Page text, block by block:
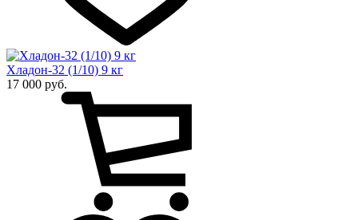
Хладон-32 (1/10) 9 кг
17 000 руб.